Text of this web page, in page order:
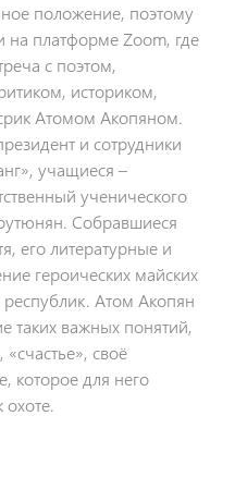
положение, поэтому
на платформе Zoom, где
с поэтом,
историком,
Атомом Акопяном.
и сотрудники
учащиеся –
ученического
Собравшиеся
его литературные и
героических майских
Атом Акопян
таких важных понятий,
своё
которое для него
охоте.